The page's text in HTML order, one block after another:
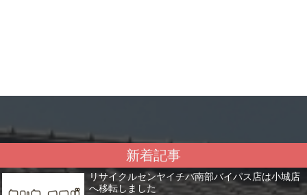
新着記事
リサイクルセンヤイチバ南部バイパス店は小城店
へ移転しました